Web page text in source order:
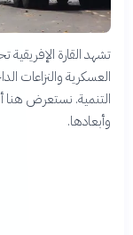
تشهد القارة الإفريقية
العسكرية والنزاعات
التنمية. نستعرض هنا
وأبعادها.